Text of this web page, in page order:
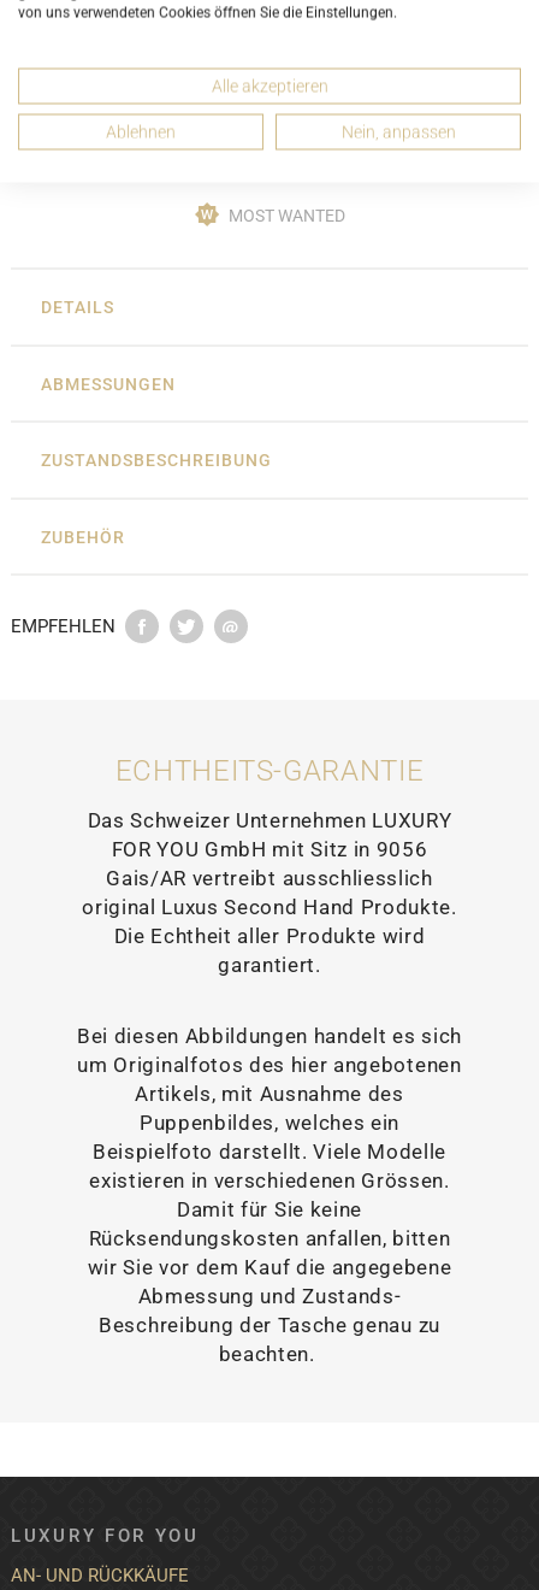
Chanel Boy Wallet on Chain Schwarz Leder Lammleder mit
Ketten Schulterriemen
MOST WANTED
DETAILS
ABMESSUNGEN
ZUSTANDSBESCHREIBUNG
ZUBEHÖR
EMPFEHLEN
ECHTHEITS-GARANTIE
Das Schweizer Unternehmen LUXURY
FOR YOU GmbH mit Sitz in 9056
Gais/AR vertreibt ausschliesslich
original Luxus Second Hand Produkte.
Die Echtheit aller Produkte wird
garantiert.
Bei diesen Abbildungen handelt es sich
um Originalfotos des hier angebotenen
Artikels, mit Ausnahme des
Puppenbildes, welches ein
Beispielfoto darstellt. Viele Modelle
existieren in verschiedenen Grössen.
Damit für Sie keine
Rücksendungskosten anfallen, bitten
wir Sie vor dem Kauf die angegebene
Abmessung und Zustands-
Beschreibung der Tasche genau zu
beachten.
LUXURY FOR YOU
AN- UND RÜCKKÄUFE
von uns verwendeten Cookies öffnen Sie die Einstellungen.
Alle akzeptieren
Ablehnen Nein, anpassen